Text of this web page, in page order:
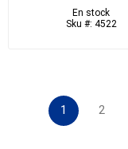
En stock
Sku #: 4522
1 2